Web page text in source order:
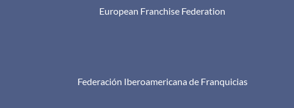
European Franchise Federation
Federación Iberoamericana de Franquicias